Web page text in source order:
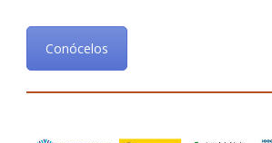
Conócelos